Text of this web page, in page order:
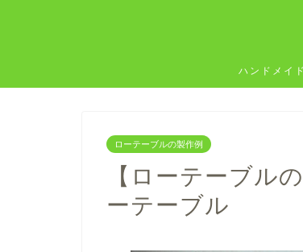
ハンドメイ
ローテーブルの製作例
【ローテーブル
ーテーブル